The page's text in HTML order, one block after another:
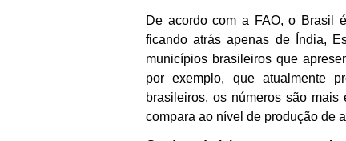
De acordo com a FAO, o Brasil
ficando atrás apenas de Índia,
municípios brasileiros que
por exemplo, que atualmente
brasileiros, os números são
compara ao nível de produção de